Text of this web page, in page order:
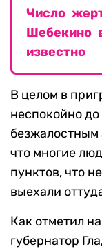
Число
Шебекино
известно
В целом в
неспокойно
безжалостным
что многие
пунктов, что
выехали
Как отметил
губернатор